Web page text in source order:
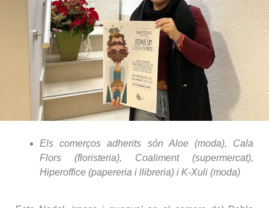
Els comerços adherits són Aloe (moda), Cala
Flors (floristeria), Coaliment (supermercat),
Hiperoffice (papereria i llibreria) i K-Xuli (moda)